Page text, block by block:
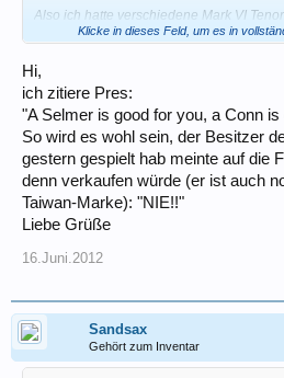
Also ich hatte verschiedene Mark VI
war das Conn Chu Berry das Horn,
Ich gebe allerdings zu, dass die Selmer
sind. Aber vom Sound.....
LG
Dreas
Klicke in dieses Feld, um es in
Hi,
ich zitiere Pres:
"A Selmer is good for you, a Conn
So wird es wohl sein, der Besitzer
gestern gespielt hab meinte auf die
denn verkaufen würde (er ist auch
Taiwan-Marke): "NIE!!"
Liebe Grüße
16.Juni.2012
Sandsax
Gehört zum Inventar